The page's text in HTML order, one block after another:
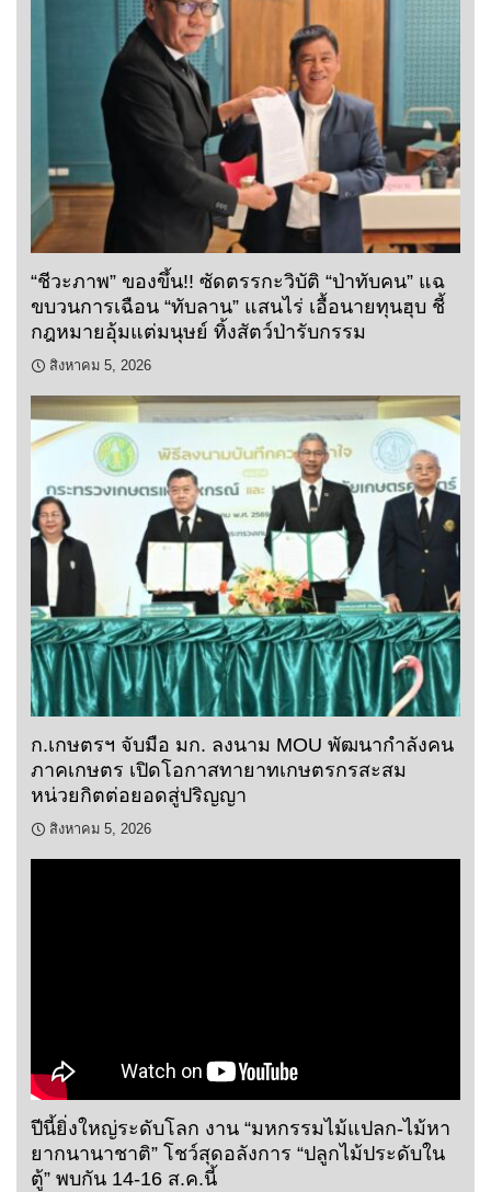
“ชีวะภาพ” ของขึ้น!! ซัดตรรกะวิบัติ “ป่าทับคน” แฉ
ขบวนการเฉือน “ทับลาน” แสนไร่ เอื้อนายทุนฮุบ ชี้
กฎหมายอุ้มแต่มนุษย์ ทิ้งสัตว์ป่ารับกรรม
สิงหาคม 5, 2026
ก.เกษตรฯ จับมือ มก. ลงนาม MOU พัฒนากำลังคน
ภาคเกษตร เปิดโอกาสทายาทเกษตรกรสะสม
หน่วยกิตต่อยอดสู่ปริญญา
สิงหาคม 5, 2026
ปีนี้ยิ่งใหญ่ระดับโลก งาน “มหกรรมไม้แปลก-ไม้หา
ยากนานาชาติ” โชว์สุดอลังการ “ปลูกไม้ประดับใน
ตู้” พบกัน 14-16 ส.ค.นี้